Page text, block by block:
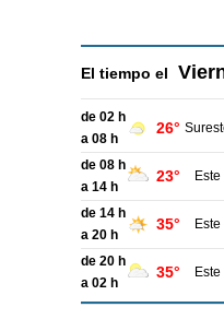
El tiempo el
de 02 h
a 08 h
26°
de 08 h
a 14 h
23° Este
de 14 h
a 20 h
35° Este
de 20 h
a 02 h
35° Este